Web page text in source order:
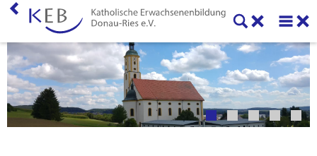
Home
Willkommen
Veranstaltungen